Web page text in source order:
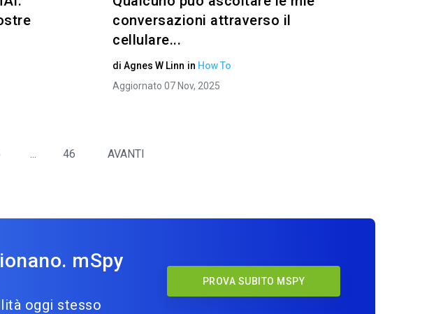
conversazioni attraverso il
cellulare...
diAgnes W Linn in How To
Aggiornato 07 Nov, 2025
... 46 AVANTI
mSpy
oggi stesso
PROVA SUBITO MSPY